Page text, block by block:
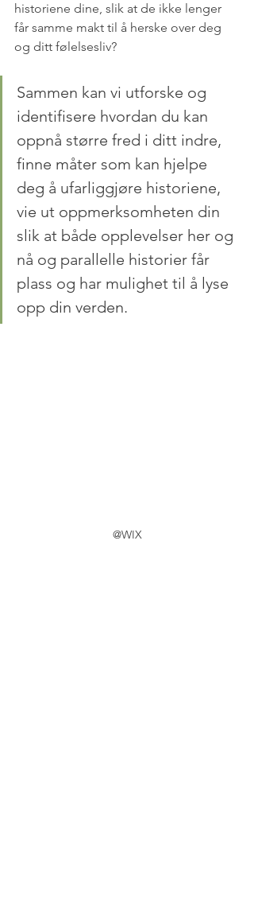
historiene dine, slik at de ikke lenger
får samme makt til å herske over deg
og ditt følelsesliv?
Sammen kan vi utforske og
identifisere hvordan du kan
oppnå større fred i ditt indre,
finne måter som kan hjelpe
deg å ufarliggjøre historiene,
vie ut oppmerksomheten din
slik at både opplevelser her og
nå og parallelle historier får
plass og har mulighet til å lyse
opp din verden.
@WIX